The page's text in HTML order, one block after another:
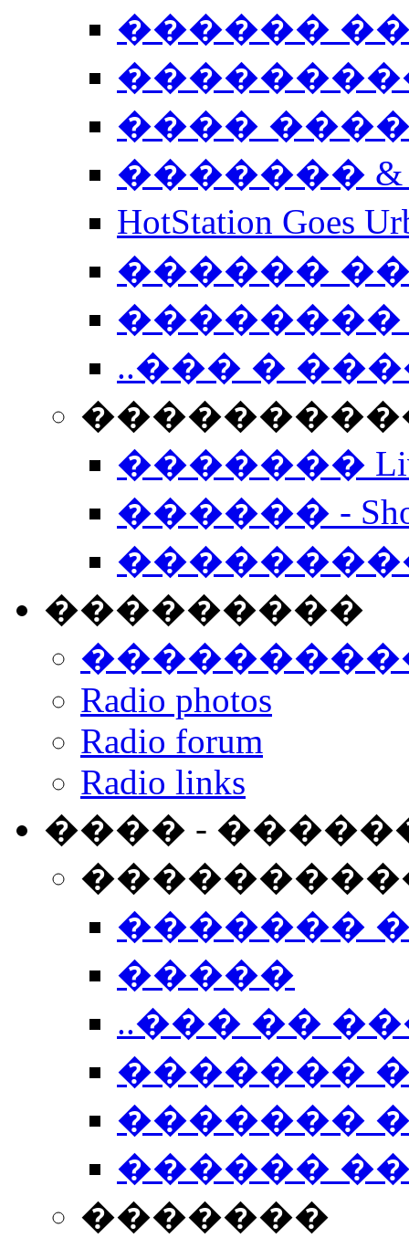
������
����
�������
HotStation
������
��������
..��� �
����������
�������
������ -
���������
Radio photos
Radio forum
Radio links
���� -
�������
�����
..��� ��
�������
�������
������
�������